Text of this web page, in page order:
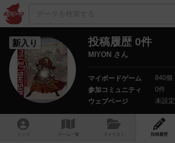
新入り 投稿履歴 0件
MIYON さん
マイボードゲーム
840個
参加コミュニティ
0件
ウェブページ
未設定
トップ ゲーム一覧 マイリスト 投稿履歴